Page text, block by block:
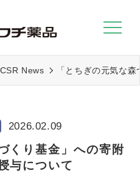
CSR News 「とちぎの元気な
2026.02.09
くり基金」への寄附
与について